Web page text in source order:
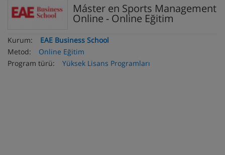
Máster en Sports Management
Online - Online Eğitim
Kurum:
EAE Business School
Metod:
Online Eğitim
Program türü:
Yüksek Lisans Programları